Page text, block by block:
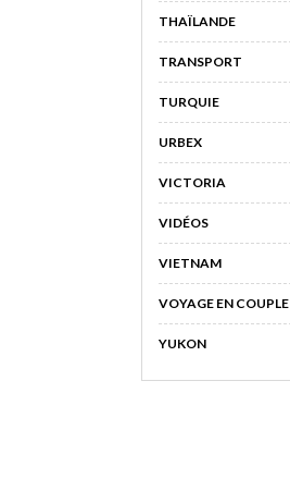
THAÏLANDE
TRANSPORT
TURQUIE
URBEX
VICTORIA
VIDÉOS
VIETNAM
VOYAGE EN COUPLE
YUKON